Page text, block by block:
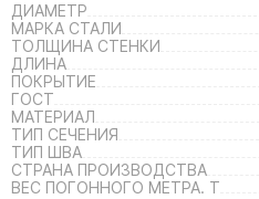
ДИАМЕТР
МАРКА СТАЛИ
ТОЛЩИНА СТЕНКИ
ДЛИНА
ПОКРЫТИЕ
ГОСТ
МАТЕРИАЛ
ТИП СЕЧЕНИЯ
ТИП ШВА
СТРАНА ПРОИЗВОДСТВА
ВЕС ПОГОННОГО МЕТРА. Т